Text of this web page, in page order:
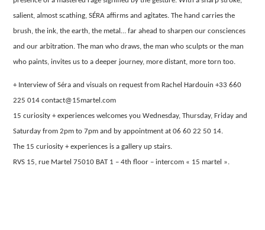
salient, almost scathing, SÉRA affirms and agitates. The hand carries the
brush, the ink, the earth, the metal… far ahead to sharpen our consciences
and our arbitration. The man who draws, the man who sculpts or the man
who paints, invites us to a deeper journey, more distant, more torn too.
+ Interview of Séra and visuals on request from Rachel Hardouin +33 660
225 014 contact@15martel.com
15 curiosity + experiences welcomes you Wednesday, Thursday, Friday and
Saturday from 2pm to 7pm and by appointment at 06 60 22 50 14.
The 15 curiosity + experiences is a gallery up stairs.
RVS 15, rue Martel 75010 BAT 1 – 4th floor – intercom « 15 martel ».